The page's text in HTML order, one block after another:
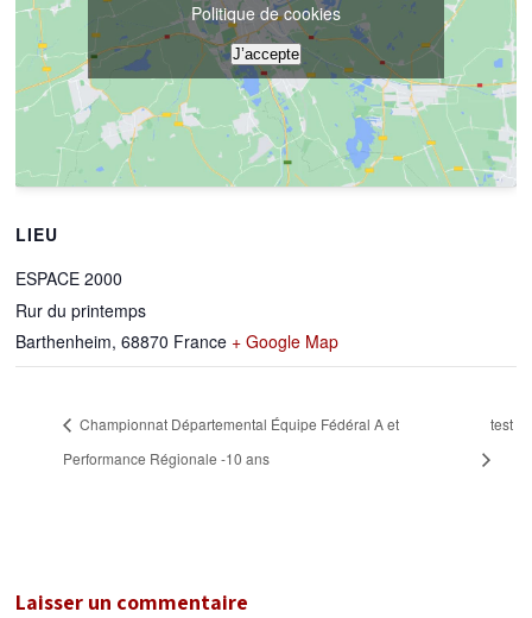
LIEU
ESPACE 2000
Rur du printemps
Barthenheim, 68870 France + Google Map
Politique de cookies
J’accepte
Championnat Départemental Équipe Fédéral A et
Performance Régionale -10 ans
test
Laisser un commentaire